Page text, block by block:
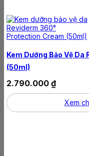
Kem Dưỡng Bảo Vệ
(50ml)
2.790.000 ₫
Xem